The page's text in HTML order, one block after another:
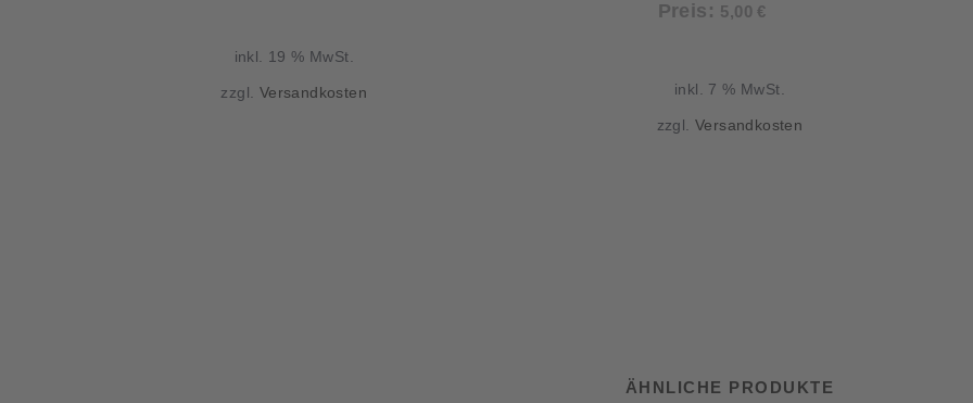
inkl. 19 % MwSt.
zzgl. Versandkosten
Preis: 5,00 €Aktueller
inkl. 7 % MwSt.
zzgl.Versandkosten
ÄHNLICHE PRODUKTE